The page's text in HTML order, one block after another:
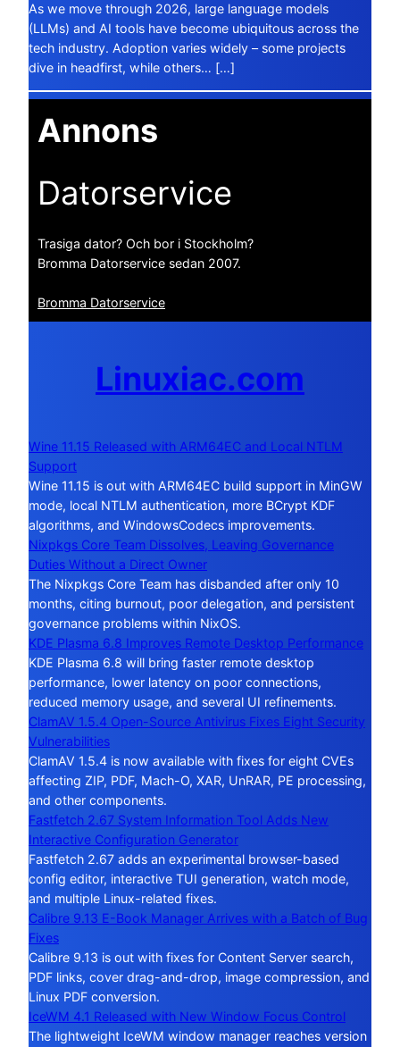
As we move through 2026, large language models
(LLMs) and AI tools have become ubiquitous across the
tech industry. Adoption varies widely – some projects
dive in headfirst, while others… […]
Annons
Datorservice
Trasiga dator? Och bor i Stockholm?
Bromma Datorservice sedan 2007.
Bromma Datorservice
Linuxiac.com
Wine 11.15 Released with ARM64EC and Local NTLM
Support
Wine 11.15 is out with ARM64EC build support in MinGW
mode, local NTLM authentication, more BCrypt KDF
algorithms, and WindowsCodecs improvements.
Nixpkgs Core Team Dissolves, Leaving Governance
Duties Without a Direct Owner
The Nixpkgs Core Team has disbanded after only 10
months, citing burnout, poor delegation, and persistent
governance problems within NixOS.
KDE Plasma 6.8 Improves Remote Desktop Performance
KDE Plasma 6.8 will bring faster remote desktop
performance, lower latency on poor connections,
reduced memory usage, and several UI refinements.
ClamAV 1.5.4 Open-Source Antivirus Fixes Eight Security
Vulnerabilities
ClamAV 1.5.4 is now available with fixes for eight CVEs
affecting ZIP, PDF, Mach-O, XAR, UnRAR, PE processing,
and other components.
Fastfetch 2.67 System Information Tool Adds New
Interactive Configuration Generator
Fastfetch 2.67 adds an experimental browser-based
config editor, interactive TUI generation, watch mode,
and multiple Linux-related fixes.
Calibre 9.13 E-Book Manager Arrives with a Batch of Bug
Fixes
Calibre 9.13 is out with fixes for Content Server search,
PDF links, cover drag-and-drop, image compression, and
Linux PDF conversion.
IceWM 4.1 Released with New Window Focus Control
The lightweight IceWM window manager reaches version